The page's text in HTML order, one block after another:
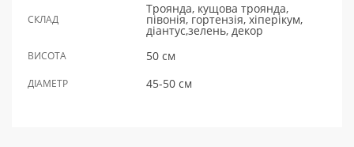
СКЛАД
Троянда, кущова троянда,
півонія, гортензія, хіперікум,
діантус,зелень, декор
ВИСОТА 50 см
ДІАМЕТР 45-50 см